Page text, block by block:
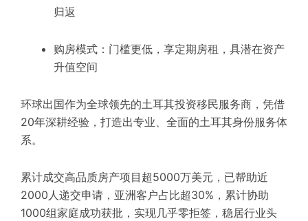
归返
购房模式：门槛更低，享定期房租，具潜在资产
升值空间
环球出国作为全球领先的土耳其投资移民服务商，凭借
20年深耕经验，打造出专业、全面的土耳其身份服务体
系。
累计成交高品质房产项目超5000万美元，已帮助近
2000人递交申请，亚洲客户占比超30%，累计协助
1000组家庭成功获批，实现几乎零拒签，稳居行业头